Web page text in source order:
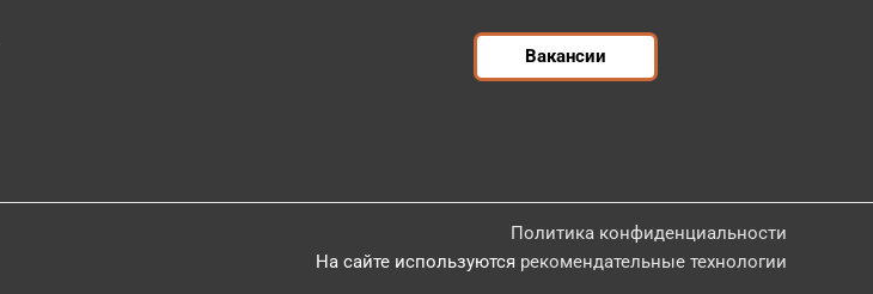
Вакансии
Политика конфиденциальности
На сайте используются рекомендательные технологии